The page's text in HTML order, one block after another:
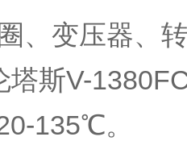
、变压器、
塔斯V-
135℃。